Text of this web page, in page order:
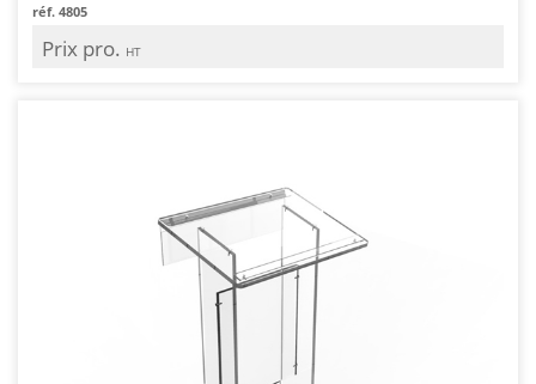
réf. 4805
Prix pro. HT